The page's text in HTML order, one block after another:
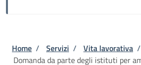
Briciole di pane
Home / Servizi / Vita lavorativa /
Domanda da parte degli istituti per